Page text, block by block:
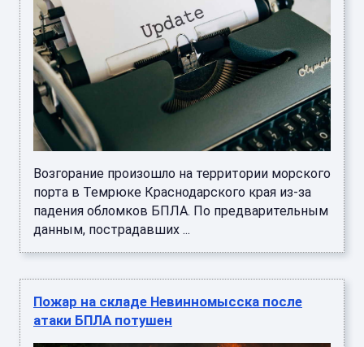
Возгорание произошло на территории морского
порта в Темрюке Краснодарского края из-за
падения обломков БПЛА. По предварительным
данным, пострадавших ...
Пожар на складе Невинномысска после
атаки БПЛА потушен